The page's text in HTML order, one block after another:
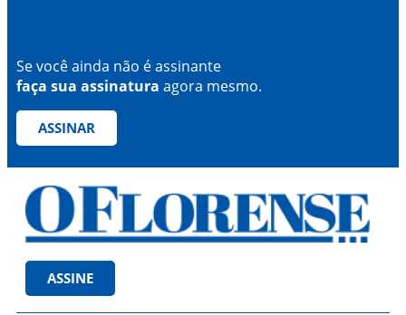
Se você ainda não é assinante
faça sua assinatura agora mesmo.
ASSINAR
ASSINE